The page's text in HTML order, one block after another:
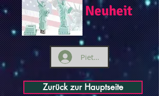
Neuheit
Pieteikties
Zurück zur Hauptseite